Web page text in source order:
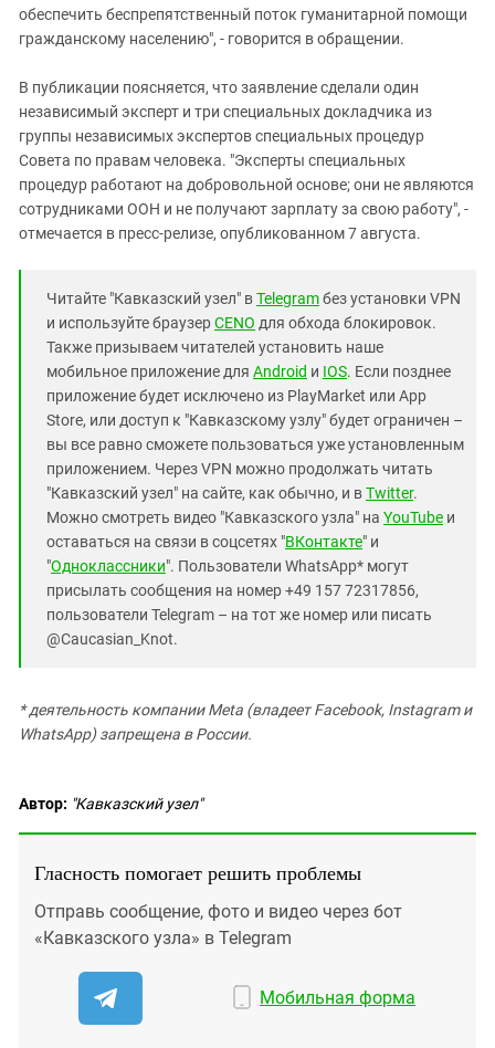
обеспечить беспрепятственный поток гуманитарной помощи
гражданскому населению", - говорится в обращении.
В публикации поясняется, что заявление сделали один
независимый эксперт и три специальных докладчика из
группы независимых экспертов специальных процедур
Совета по правам человека. "Эксперты специальных
процедур работают на добровольной основе; они не являются
сотрудниками ООН и не получают зарплату за свою работу", -
отмечается в пресс-релизе, опубликованном 7 августа.
Читайте "Кавказский узел" вTelegramбез установки VPN
и используйте браузерCENO для обхода блокировок.
Также призываем читателей установить наше
мобильное приложение для Android и IOS. Если позднее
приложение будет исключено из PlayMarket или App
Store, или доступ к "Кавказскому узлу" будет ограничен –
вы все равно сможете пользоваться уже установленным
приложением. Через VPN можно продолжать читать
"Кавказский узел" на сайте, как обычно, и вTwitter.
Можно смотреть видео "Кавказского узла" на YouTube и
оставаться на связи в соцсетях "ВКонтакте" и
"Одноклассники". Пользователи WhatsApp* могут
присылать сообщения на номер +49 157 72317856,
пользователи Telegram – на тот же номер или писать
@Caucasian_Knot.
* деятельность компании Meta (владеет Facebook, Instagram и
WhatsApp) запрещена в России.
Автор: "Кавказский узел"
Гласность помогает решить проблемы
Отправь сообщение, фото и видео через бот
«Кавказского узла» в Telegram
Мобильная форма